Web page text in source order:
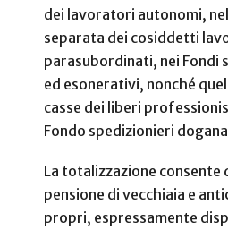
dei lavoratori autonomi,
separata dei cosiddetti
parasubordinati, nei Fondi
ed esonerativi, nonché
casse dei liberi
Fondo spedizionieri
La totalizzazione consente
pensione di vecchiaia e
propri, espressamente